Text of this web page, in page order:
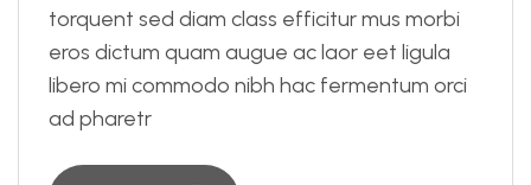
torquent sed diam class efficitur mus morbi
eros dictum quam augue ac laor eet ligula
libero mi commodo nibh hac fermentum orci
ad pharetr